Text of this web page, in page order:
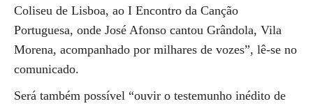
Coliseu de Lisboa, ao I Encontro da Canção
Portuguesa, onde José Afonso cantou Grândola, Vila
Morena, acompanhado por milhares de vozes”, lê-se no
comunicado.
Será também possível “ouvir o testemunho inédito de